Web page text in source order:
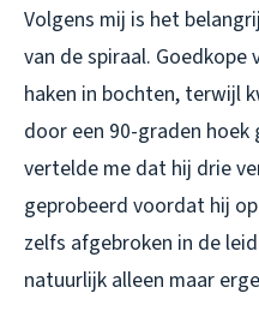
Volgens mij is het
van de spiraal.
haken in bochten, terwijl
door een 90-graden hoek
vertelde me dat hij drie
geprobeerd voordat hij
zelfs afgebroken in de
natuurlijk alleen maar